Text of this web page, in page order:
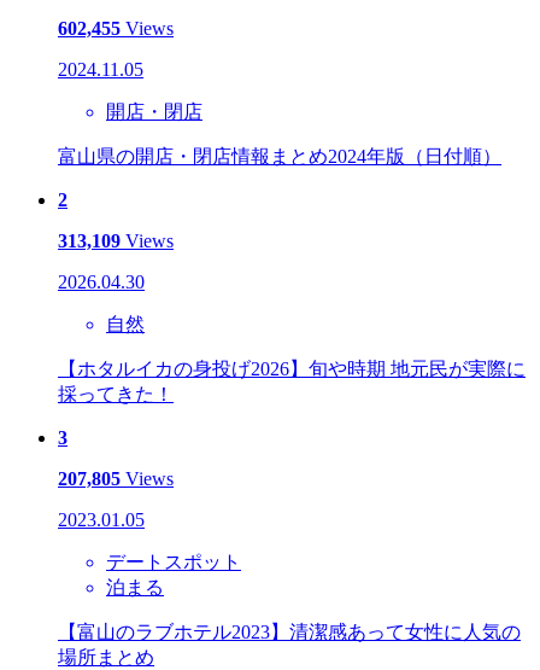
602,455 Views
2024.11.05
開店・閉店
富山県の開店・閉店情報まとめ2024年版（日付順）
2
313,109 Views
2026.04.30
自然
【ホタルイカの身投げ2026】旬や時期 地元民が実際に
採ってきた！
3
207,805 Views
2023.01.05
デートスポット
泊まる
【富山のラブホテル2023】清潔感あって女性に人気の
場所まとめ